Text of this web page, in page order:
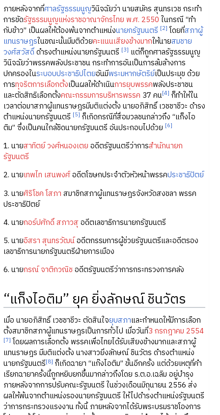
ภายหลังจากที่ศาลรัฐธรรมนูญวินิจฉัยว่า นายสมัคร สุนทรเวช กระทำ
การขัดรัฐธรรมนูญแห่งราชอาณาจักรไทย พ.ศ. 2550 ในกรณี “ทำ
กับข้าว” เป็นผลให้ต้องพ้นจากตำแหน่งนายกรัฐมนตรี [2] โดยที่สภาผู้
แทนราษฎรในขณะนั้นมีมติด้วยคะแนนเสียงข้างมากให้นายสมชาย
วงศ์สวัสดิ์ดำรงตำแหน่งนายกรัฐมนตรี [3] แต่ก็ถูกศาลรัฐธรรมนูญ
วินิจฉัยว่าพรรคพลังประชาชน กระทำการอันเป็นการล้มล้างการ
ปกครองในระบอบประชาธิปไตยอันมีพระมหากษัตริย์เป็นประมุข ด้วย
การทุจริตการเลือกตั้งเป็นผลให้ดำเนินการยุบพรรคพลังประชาชน
และตัดสิทธิเลือกตั้งคณะกรรมการบริหารพรรค 37 คน[4] ก็ทำให้ใน
เวลาต่อมาสภาผู้แทนราษฎรมีมติแต่งตั้ง นายอภิสิทธิ์ เวชชาชีวะ ดำรง
ตำแหน่งนายกรัฐมนตรี [5] ก็เกิดกรณีที่สื่อมวลชนกล่าวถึง “แก็งไอ
ติม” ซึ่งเป็นคนใกล้ชิดนายกรัฐมนตรี อันประกอบไปด้วย [6]
1. นายสาทิตย์ วงศ์หนองเตย อดีตรัฐมนตรีว่าการสำนักนายก
รัฐมนตรี
2. นายเทพไท เสนพงศ์อดีตโฆษกประจำตัวหัวหน้าพรรคประชาธิปัตย์
3. นายศิริโชค โสภา สมาชิกสภาผู้แทนราษฎรจังหวัดสงขลา พรรค
ประชาธิปัตย์
4. นายกอร์ปศักดิ์ สภาวสุอดีตเลขาธิการนายกรัฐมนตรี
5. นายอิสรา สุนทรวัฒน์อดีตกรรมการผู้ช่วยรัฐมนตรีและอดีตรอง
เลขาธิการนายกรัฐมนตรีฝ่ายการเมือง
6. นายกรณ์ จาติกวณิช อดีตรัฐมนตรีว่าการกระทรวงการคลัง
“แก็งไอติม” ยุค ยิ่งลักษณ์ ชินวัตร
เมื่อ นายอภิสิทธิ์ เวชชาชีวะ ตัดสินใจยุบสภาและกำหนดให้มีการเลือก
ตั้งสมาชิกสภาผู้แทนราษฎรเป็นการทั่วไป เมื่อวันที่3 กรกฎาคม 2554
[7] โดยผลการเลือกตั้ง พรรคเพื่อไทยได้รับเสียงข้างมากและสภาผู้
แทนราษฎร มีมติแต่งตั้ง นางสาวยิ่งลักษณ์ ชินวัตร ดำรงตำแหน่ง
นายกรัฐมนตรี[8] ก็เกิดฉายา “แก๊งไอติม” ขั้นอีกครั้ง แต่ด้วยเหตุที่คำ
เรียกฉายาครั้งนี้ถูกหยิบยกขึ้นมากล่าวถึงโดย ร.ต.อ.เฉลิม อยู่บำรุง
ภายหลังจากการปรับคณะรัฐมนตรี ในช่วงเดือนมิถุนายน 2556 ส่ง
ผลให้พ้นจากตำแหน่งรองนายกรัฐมนตรี ให้ไปดำรงตำแหน่งรัฐมนตรี
ว่าการกระทรวงแรงงาน ทั้งนี้ ภายหลังจากได้รับพระบรมราชโองการ